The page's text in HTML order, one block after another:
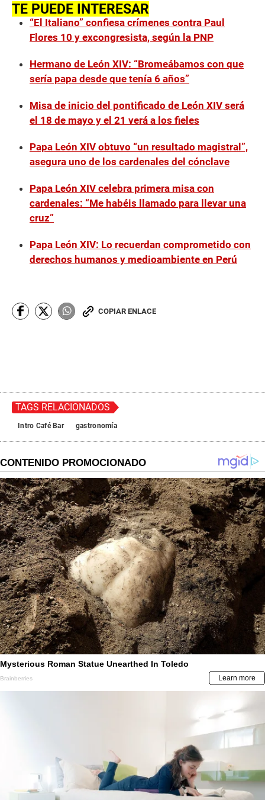
TE PUEDE INTERESAR
“El Italiano” confiesa crímenes contra Paul
Flores 10 y excongresista, según la PNP
Hermano de León XIV: “Bromeábamos con que
sería papa desde que tenía 6 años”
Misa de inicio del pontificado de León XIV será
el 18 de mayo y el 21 verá a los fieles
Papa León XIV obtuvo “un resultado magistral”,
asegura uno de los cardenales del cónclave
Papa León XIV celebra primera misa con
cardenales: “Me habéis llamado para llevar una
cruz”
Papa León XIV: Lo recuerdan comprometido con
derechos humanos y medioambiente en Perú
COPIAR ENLACE
TAGS RELACIONADOS
Intro Café Bar gastronomía